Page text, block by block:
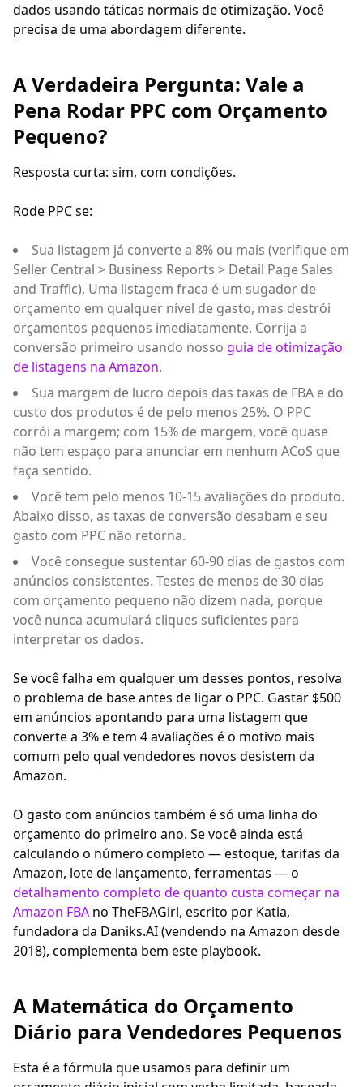
dados usando táticas normais de otimização. Você
precisa de uma abordagem diferente.
A Verdadeira Pergunta: Vale a
Pena Rodar PPC com Orçamento
Pequeno?
Resposta curta: sim, com condições.
Rode PPC se:
Sua listagem já converte a 8% ou mais (verifique em
Seller Central > Business Reports > Detail Page Sales
and Traffic). Uma listagem fraca é um sugador de
orçamento em qualquer nível de gasto, mas destrói
orçamentos pequenos imediatamente. Corrija a
conversão primeiro usando nosso guia de otimização
de listagens na Amazon.
Sua margem de lucro depois das taxas de FBA e do
custo dos produtos é de pelo menos 25%. O PPC
corrói a margem; com 15% de margem, você quase
não tem espaço para anunciar em nenhum ACoS que
faça sentido.
Você tem pelo menos 10-15 avaliações do produto.
Abaixo disso, as taxas de conversão desabam e seu
gasto com PPC não retorna.
Você consegue sustentar 60-90 dias de gastos com
anúncios consistentes. Testes de menos de 30 dias
com orçamento pequeno não dizem nada, porque
você nunca acumulará cliques suficientes para
interpretar os dados.
Se você falha em qualquer um desses pontos, resolva
o problema de base antes de ligar o PPC. Gastar $500
em anúncios apontando para uma listagem que
converte a 3% e tem 4 avaliações é o motivo mais
comum pelo qual vendedores novos desistem da
Amazon.
O gasto com anúncios também é só uma linha do
orçamento do primeiro ano. Se você ainda está
calculando o número completo — estoque, tarifas da
Amazon, lote de lançamento, ferramentas — o
detalhamento completo de quanto custa começar na
Amazon FBA no TheFBAGirl, escrito por Katia,
fundadora da Daniks.AI (vendendo na Amazon desde
2018), complementa bem este playbook.
A Matemática do Orçamento
Diário para Vendedores Pequenos
Esta é a fórmula que usamos para definir um